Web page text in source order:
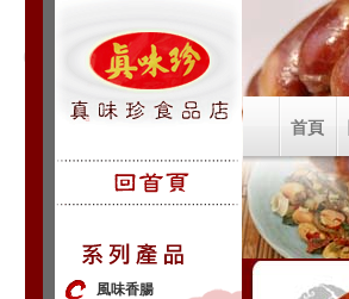
風味香腸
首頁